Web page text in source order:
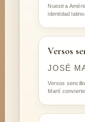
Nuestra
identidad
Versos
JOSÉ
Versos
Martí